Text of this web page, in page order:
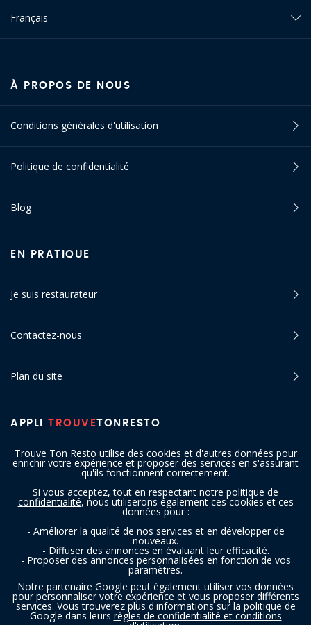
Trouve Ton Resto utilise des cookies et d'autres données pour
enrichir votre expérience et proposer des services en s'assurant
qu'ils fonctionnent correctement.
Si vous acceptez, tout en respectant notre politique de
confidentialité, nous utiliserons également ces cookies et ces
données pour :
- Améliorer la qualité de nos services et en développer de
nouveaux.
- Diffuser des annonces en évaluant leur efficacité.
- Proposer des annonces personnalisées en fonction de vos
paramètres.
Notre partenaire Google peut également utiliser vos données
pour personnaliser votre expérience et vous proposer différents
services. Vous trouverez plus d'informations sur la politique de
Google dans leurs règles de confidentialité et conditions
Français
APPLI TROUVETONRESTO
À PROPOS DE NOUS
Conditions générales d'utilisation
Politique de confidentialité
Blog
EN PRATIQUE
Je suis restaurateur
Contactez-nous
Plan du site
SUIVEZ-NOUS
Copyright © 2016 - 2026 trouvetonresto.be ‐ Tous droits réservés | JDC